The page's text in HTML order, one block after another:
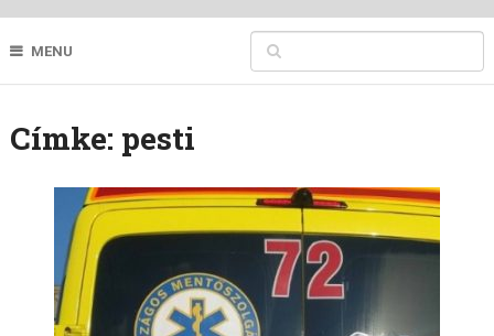
MENU
Címke: pesti